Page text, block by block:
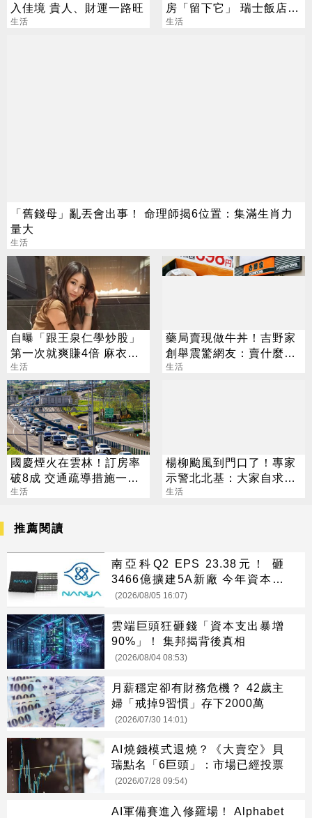
入佳境 貴人、財運一路旺
生活
房「留下它」 瑞士飯店員
工吃上癮
生活
「舊錢母」亂丟會出事！ 命理師揭6位置：集滿生肖力
量大
生活
自曝「跟王泉仁學炒股」
第一次就爽賺4倍 麻衣：
感謝指導
生活
藥局賣現做牛丼！吉野家
創舉震驚網友：賣什麼都
不怪了？
生活
國慶煙火在雲林！訂房率
破8成 交通疏導措施一次
看
生活
楊柳颱風到門口了！專家
示警北北基：大家自求多
福
生活
推薦閱讀
南亞科Q2 EPS 23.38元！ 砸
3466億擴建5A新廠 今年資本支
出增至697億
(2026/08/05 16:07)
雲端巨頭狂砸錢「資本支出暴增
90%」！ 集邦揭背後真相
(2026/08/04 08:53)
月薪穩定卻有財務危機？ 42歲主
婦「戒掉9習慣」存下2000萬
(2026/07/30 14:01)
AI燒錢模式退燒？《大賣空》貝
瑞點名「6巨頭」：市場已經投票
(2026/07/28 09:54)
AI軍備賽進入修羅場！ Alphabet